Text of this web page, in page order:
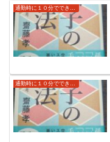
通勤時に１０分でできる読み流し自己啓発（孫子の兵法）